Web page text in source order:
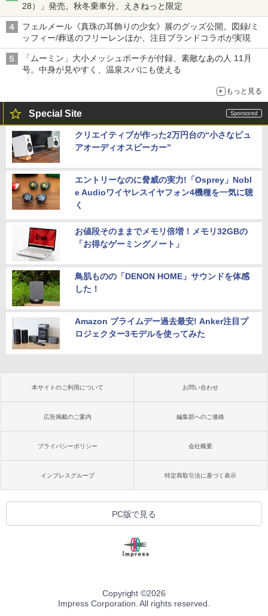
28）」発売。秋冬乗車分、えきねっと限定
フェルメール《真珠の耳飾りの少女》展のグッズ公開。図録/ミ
ッフィー/葬送のフリーレンほか、注目ブランドコラボが実現
「ムーミン」大小メッシュポーチが付録、素敵なあの人 11月
号。中身が見やすく、温泉スパにも使える
もっと見る
Special Site
クリエイティブが作った2万円台の“小さなピュ
アオーディオスピーカー”
エントリーなのに脅威の実力!「Osprey」Nobl
e Audioワイヤレスイヤフォン4機種を一気に聴
く
お値段そのままでメモリ倍増！メモリ32GBの
「お得なゲーミングノート」
鳥肌ものの「DENON HOME」サウンドを体感
した！
Amazon プライムデー過去最安! Anker注目プ
ロジェクター3モデルを使ってみた
本サイトのご利用について お問い合わせ
広告掲載のご案内 編集部へのご連絡
プライバシーポリシー 会社概要
インプレスグループ 特定商取引法に基づく表示
PC版で見る
Copyright ©2026
Impress Corporation. All rights reserved.